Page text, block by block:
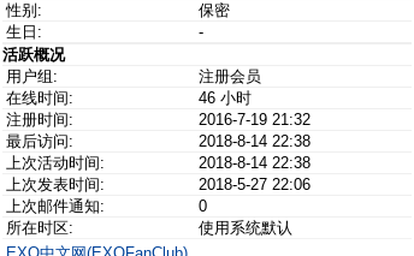
性别:
保密
生日:
-
活跃概况
用户组:
注册会员
在线时间:
46 小时
注册时间:
2016-7-19 21:32
最后访问:
2018-8-14 22:38
上次活动时间:
2018-8-14 22:38
上次发表时间:
2018-5-27 22:06
上次邮件通知:
0
所在时区:
使用系统默认